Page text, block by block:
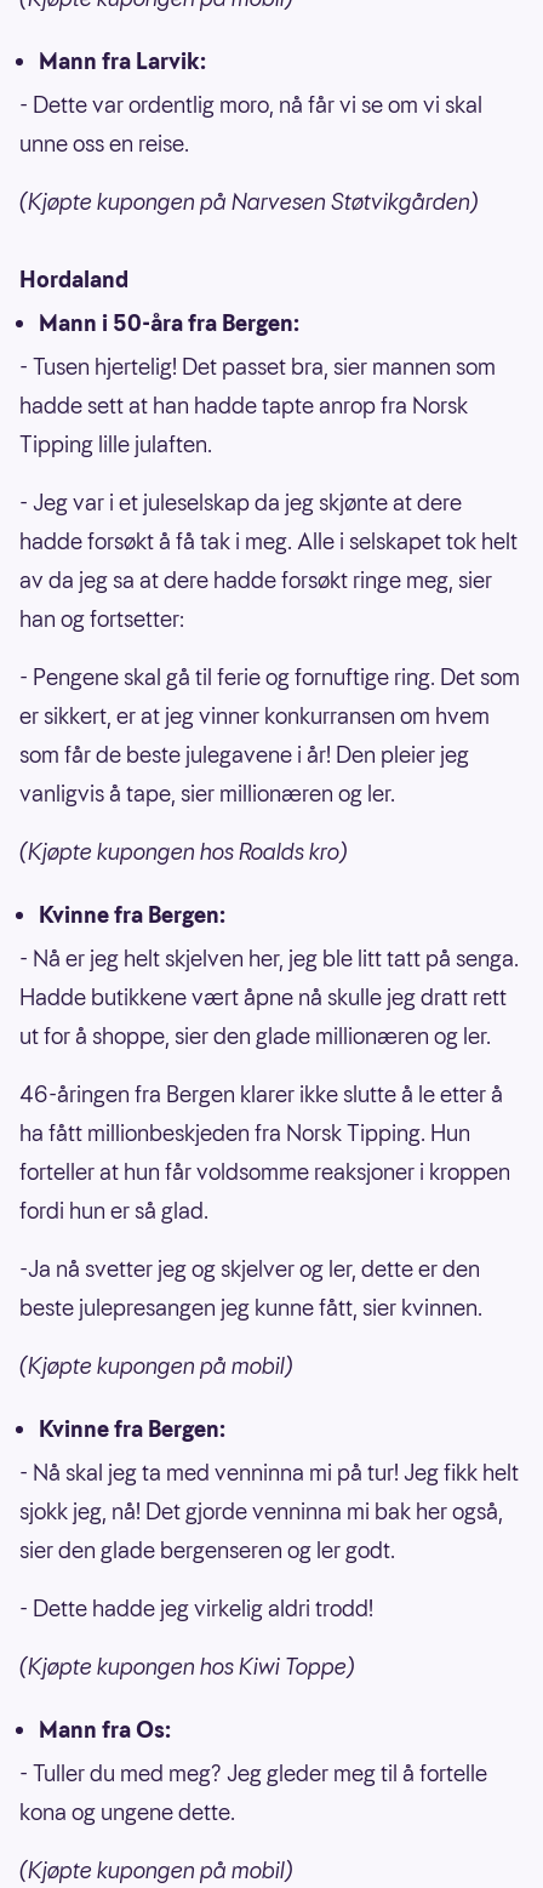
Mann fra Larvik:
- Dette var ordentlig moro, nå får vi se om vi skal
unne oss en reise.
(Kjøpte kupongen på Narvesen Støtvikgården)
Hordaland
Mann i 50-åra fra Bergen:
- Tusen hjertelig! Det passet bra, sier mannen som
hadde sett at han hadde tapte anrop fra Norsk
Tipping lille julaften.
- Jeg var i et juleselskap da jeg skjønte at dere
hadde forsøkt å få tak i meg. Alle i selskapet tok helt
av da jeg sa at dere hadde forsøkt ringe meg, sier
han og fortsetter:
- Pengene skal gå til ferie og fornuftige ring. Det som
er sikkert, er at jeg vinner konkurransen om hvem
som får de beste julegavene i år! Den pleier jeg
vanligvis å tape, sier millionæren og ler.
(Kjøpte kupongen hos Roalds kro)
Kvinne fra Bergen:
- Nå er jeg helt skjelven her, jeg ble litt tatt på senga.
Hadde butikkene vært åpne nå skulle jeg dratt rett
ut for å shoppe, sier den glade millionæren og ler.
46-åringen fra Bergen klarer ikke slutte å le etter å
ha fått millionbeskjeden fra Norsk Tipping. Hun
forteller at hun får voldsomme reaksjoner i kroppen
fordi hun er så glad.
-Ja nå svetter jeg og skjelver og ler, dette er den
beste julepresangen jeg kunne fått, sier kvinnen.
(Kjøpte kupongen på mobil)
Kvinne fra Bergen:
- Nå skal jeg ta med venninna mi på tur! Jeg fikk helt
sjokk jeg, nå! Det gjorde venninna mi bak her også,
sier den glade bergenseren og ler godt.
- Dette hadde jeg virkelig aldri trodd!
(Kjøpte kupongen hos Kiwi Toppe)
Mann fra Os:
- Tuller du med meg? Jeg gleder meg til å fortelle
kona og ungene dette.
(Kjøpte kupongen på mobil)